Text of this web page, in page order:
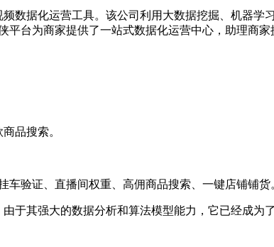
数据化运营工具。该公司利用大数据挖掘、机器学
台为商家提供了一站式数据化运营中心，助理商
品搜索。
验证、直播间权重、高佣商品搜索、一键店铺铺货
于其强大的数据分析和算法模型能力，它已经成为